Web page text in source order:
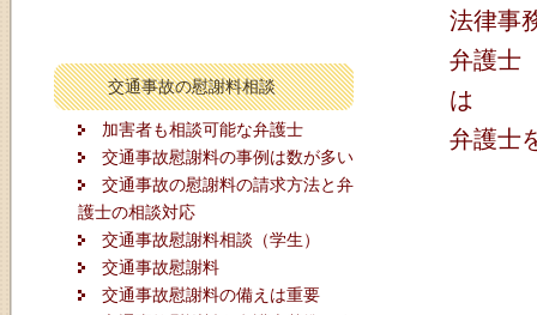
交通事故の慰謝料相談
加害者も相談可能な弁護士
交通事故慰謝料の事例は数が多い
交通事故の慰謝料の請求方法と弁
護士の相談対応
交通事故慰謝料相談（学生）
交通事故慰謝料
交通事故慰謝料の備えは重要
法律事
弁護士
は
弁護士